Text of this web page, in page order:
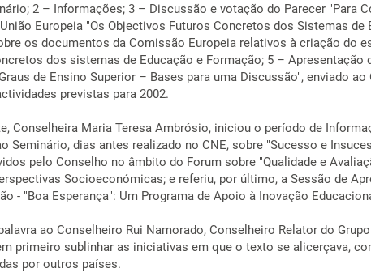
2 – Informações; 3 – Discussão e votação do Parecer "Para
Europeia "Os Objectivos Futuros Concretos dos Sistemas
os documentos da Comissão Europeia relativos à criação do
dos sistemas de Educação e Formação; 5 – Apresentação
de Ensino Superior – Bases para uma Discussão", enviado
previstas para 2002.
Conselheira Maria Teresa Ambrósio, iniciou o período de
Seminário, dias antes realizado no CNE, sobre "Sucesso e
pelo Conselho no âmbito do Forum sobre "Qualidade e
Socioeconómicas; e referiu, por último, a Sessão de
- "Boa Esperança": Um Programa de Apoio à Inovação
ao Conselheiro Rui Namorado, Conselheiro Relator do
primeiro sublinhar as iniciativas em que o texto se alicerçava,
por outros países.